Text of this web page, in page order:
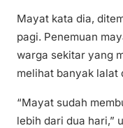
Mayat kata dia,
pagi. Penemuan
warga sekitar yang
melihat banyak lalat
“Mayat sudah
lebih dari dua hari,”